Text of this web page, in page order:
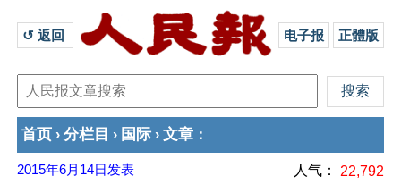
↺ 返回 电子报 正體版
首页 › 分栏目 › 国际 › 文章 ：
2015年6月14日 发表 人气： 22,792